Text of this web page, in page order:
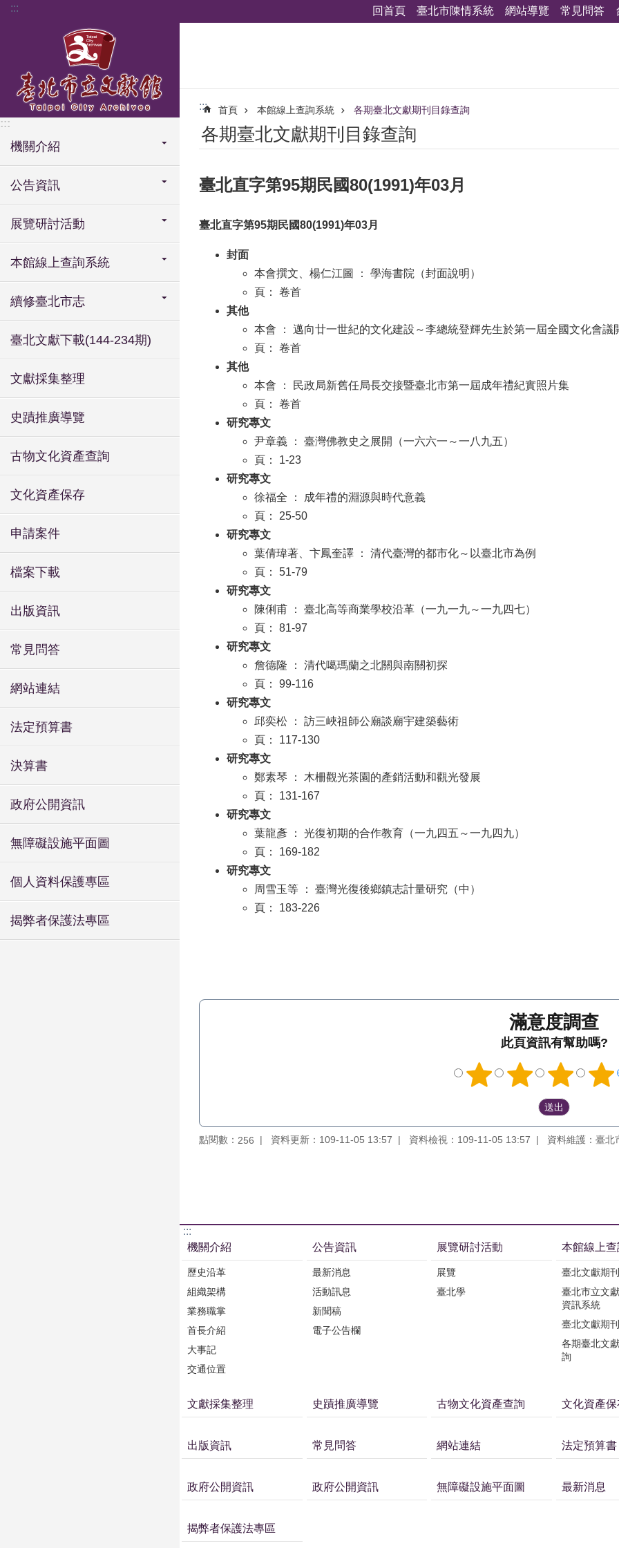
跳到主要內容區塊
::: 回首頁 臺北市陳情系統 網站導覽 常見問答
:::
機關介紹
公告資訊
展覽研討活動
本館線上查詢系統
續修臺北市志
臺北文獻下載(144-234期)
文獻採集整理
史蹟推廣導覽
古物文化資產查詢
文化資產保存
申請案件
檔案下載
出版資訊
常見問答
網站連結
法定預算書
決算書
政府公開資訊
無障礙設施平面圖
個人資料保護專區
揭弊者保護法專區
::: 首頁 本館線上查詢系統 各期臺北文獻期刊目錄查詢
各期臺北文獻期刊目錄查詢
臺北直字第95期民國80(1991)年03月
臺北直字第95期民國80(1991)年03月
封面
本會撰文、楊仁江圖 ： 學海書院（封面說明）
頁： 卷首
其他
本會 ： 邁向廿一世紀的文化建設～李總統登輝先生於第一屆全國文化會議
頁： 卷首
其他
本會 ： 民政局新舊任局長交接暨臺北市第一屆成年禮紀實照片集
頁： 卷首
研究專文
尹章義 ： 臺灣佛教史之展開（一六六一～一八九五）
頁： 1-23
研究專文
徐福全 ： 成年禮的淵源與時代意義
頁： 25-50
研究專文
葉倩瑋著、卞鳳奎譯 ： 清代臺灣的都市化～以臺北市為例
頁： 51-79
研究專文
陳俐甫 ： 臺北高等商業學校沿革（一九一九～一九四七）
頁： 81-97
研究專文
詹德隆 ： 清代噶瑪蘭之北關與南關初探
頁： 99-116
研究專文
邱奕松 ： 訪三峽祖師公廟談廟宇建築藝術
頁： 117-130
研究專文
鄭素琴 ： 木柵觀光茶園的產銷活動和觀光發展
頁： 131-167
研究專文
葉龍彥 ： 光復初期的合作教育（一九四五～一九四九）
頁： 169-182
研究專文
周雪玉等 ： 臺灣光復後鄉鎮志計量研究（中）
頁： 183-226
滿意度調查
此頁資訊有幫助嗎?
點閱數： 256 資料更新：109-11-05 13:57 資料檢視：109-11-05 13:57 資料維護：臺北
:::
機關介紹
歷史沿革
組織架構
業務職掌
首長介紹
大事記
交通位置
公告資訊
最新消息
活動訊息
新聞稿
電子公告欄
展覽研討活動
展覽
臺北學
本館線上
臺北文獻期
臺北市立文
資訊系統
臺北文獻期
各期臺北文
詢
文獻採集整理 史蹟推廣導覽 古物文化資產查詢 文化資產保
出版資訊 常見問答 網站連結 法定預算書
政府公開資訊 政府公開資訊 無障礙設施平面圖 最新消息
揭弊者保護法專區